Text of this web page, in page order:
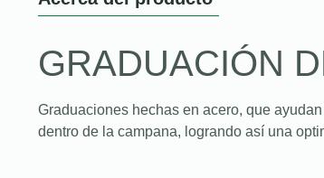
GRADUACIÓN
Graduaciones hechas en acero, que
dentro de la campana, logrando así una